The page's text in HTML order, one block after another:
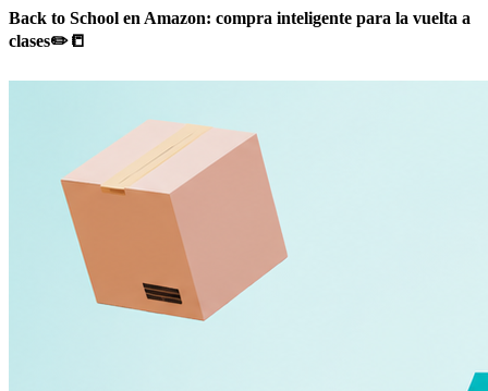
Back to School en Amazon: compra inteligente para la vuelta a
clases✏️📒